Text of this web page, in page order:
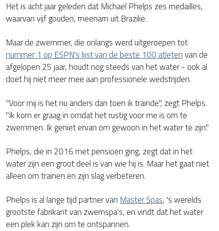
Het is acht jaar geleden dat Michael Phelps zes medailles,
waarvan vijf gouden, meenam uit Brazilië.
Maar de zwemmer, die onlangs werd uitgeroepen tot
nummer 1 op ESPN's lijst van de beste 100 atletenvan de
afgelopen 25 jaar, houdt nog steeds van het water - ook al
doet hij niet meer mee aan professionele wedstrijden.
"Voor mij is het nu anders dan toen ik trainde", zegt Phelps.
"Ik kom er graag in omdat het rustig voor me is om te
zwemmen. Ik geniet ervan om gewoon in het water te zijn."
Phelps, die in 2016 met pensioen ging, zegt dat in het
water zijn een groot deel is van wie hij is. Maar het gaat niet
alleen om trainen en zijn slag verbeteren.
Phelps is al lange tijd partner van Master Spas, 's werelds
grootste fabrikant van zwemspa's, en vindt dat het water
een plek kan zijn om te ontspannen.